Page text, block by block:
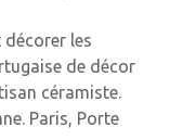
décorer les
de décor
céramiste.
Paris, Porte